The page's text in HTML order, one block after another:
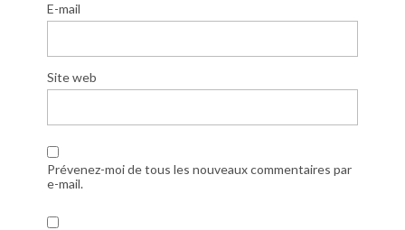
E-mail
Site web
Prévenez-moi de tous les nouveaux commentaires par
e-mail.